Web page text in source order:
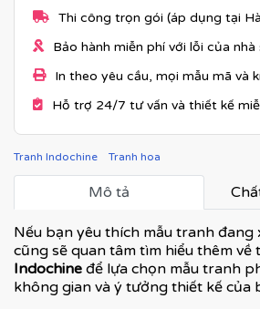
Thi công trọn gói (áp dụng tại
Bảo hành miễn phí với lỗi của nhà
In theo yêu cầu, mọi mẫu mã và
Hỗ trợ 24/7 tư vấn và thiết kế
Tranh Indochine Tranh hoa
Mô tả
Nếu bạn yêu thích mẫu tranh đang
cũng sẽ quan tâm tìm hiểu thêm về
Indochine để lựa chọn mẫu tranh
không gian và ý tưởng thiết kế của